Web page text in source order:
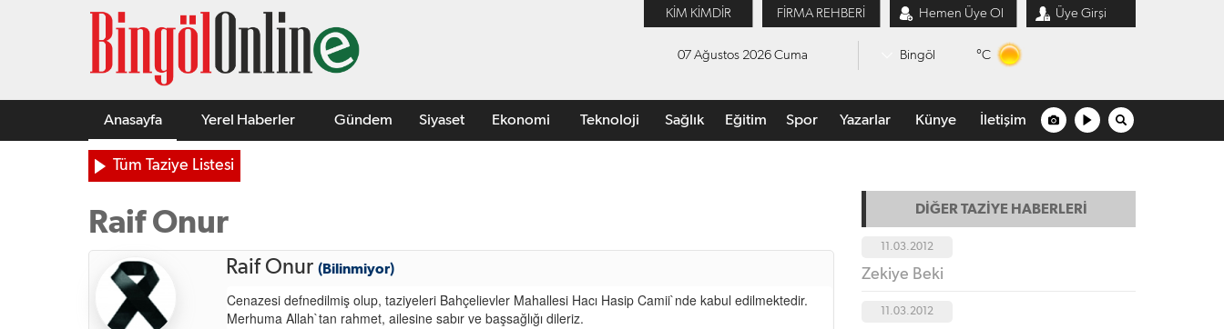
KİM KİMDİR FİRMA REHBERİ Hemen Üye Ol Üye Girşi
07 Ağustos 2026 Cuma Bingöl °C
Anasayfa Yerel Haberler Gündem Siyaset Ekonomi Teknoloji Sağlık Eğitim Spor Yazarlar Künye İletişim
Tüm Taziye Listesi
Raif Onur
Raif Onur (Bilinmiyor)
Cenazesi defnedilmiş olup, taziyeleri Bahçelievler Mahallesi Hacı Hasip Camii`nde kabul edilmektedir.
Merhuma Allah`tan rahmet, ailesine sabır ve başsağlığı dileriz.
DİĞER TAZİYE HABERLERİ
11.03.2012
Zekiye Beki
11.03.2012